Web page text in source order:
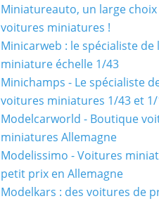
Miniatureauto, un large
voitures miniatures !
Minicarweb : le spécialiste de
miniature échelle 1/43
Minichamps - Le spécialiste
voitures miniatures 1/43 et
Modelcarworld - Boutique
miniatures Allemagne
Modelissimo - Voitures
petit prix en Allemagne
Modelkars : des voitures de